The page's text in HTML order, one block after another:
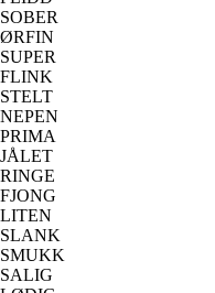
SOBER
ØRFIN
SUPER
FLINK
STELT
NEPEN
PRIMA
JÅLET
RINGE
FJONG
LITEN
SLANK
SMUKK
SALIG